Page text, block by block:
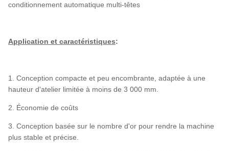
conditionnement automatique multi-têtes
Application et caractéristiques:
1. Conception compacte et peu encombrante, adaptée à une
hauteur d'atelier limitée à moins de 3 000 mm.
2. Économie de coûts
3. Conception basée sur le nombre d'or pour rendre la machine
plus stable et précise.